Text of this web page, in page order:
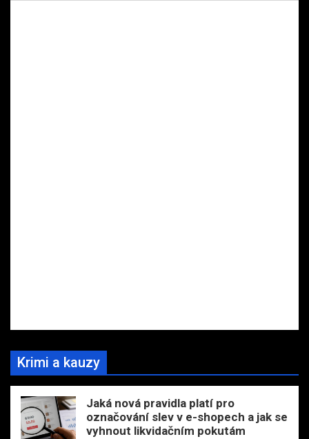
Krimi a kauzy
Jaká nová pravidla platí pro
označování slev v e-shopech a jak se
vyhnout likvidačním pokutám